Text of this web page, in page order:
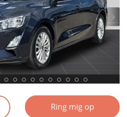
Ring mig op